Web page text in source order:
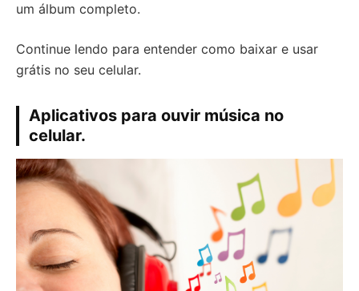
um álbum completo.
Continue lendo para entender como baixar e usar
grátis no seu celular.
Aplicativos para ouvir música no
celular.